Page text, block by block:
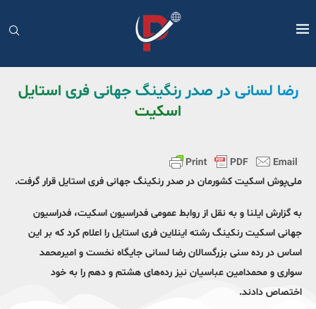
رضا لسانی در صدر رنگینگ جهانی فری استایل
اسکیت
ملی‌پوش اسکیت کشورمان در صدر رنکینگ جهانی فری استایل قرار گرفت.
به گزارش ایلنا و به نقل از روابط عمومی فدراسیون اسکیت، فدراسیون
جهانی اسکیت رنکینگ رشته اینلاین فری استایل را اعلام کرد که بر این
اساس در رده سنی بزرگسالان رضا لسانی جایگاه نخست و امیرمحمد
سواری و محمدامین عباسیان نیز رده‌های هشتم و دهم را به خود
اختصاص دادند.